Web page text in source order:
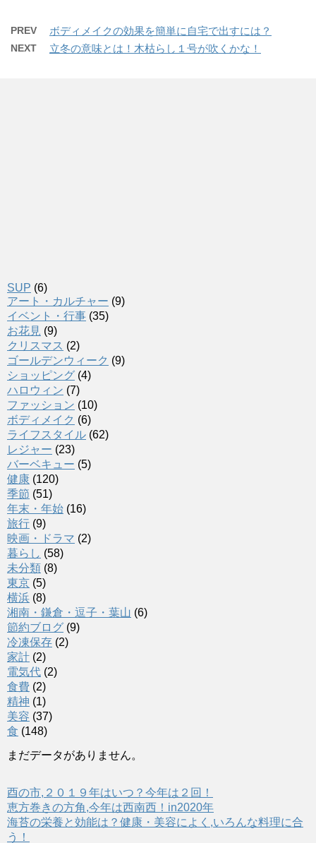
PREV ボディメイクの効果を簡単に自宅で出すには？
NEXT 立冬の意味とは！木枯らし１号が吹くかな！
SUP (6)
アート・カルチャー (9)
イベント・行事 (35)
お花見 (9)
クリスマス (2)
ゴールデンウィーク (9)
ショッピング (4)
ハロウィン (7)
ファッション (10)
ボディメイク (6)
ライフスタイル (62)
レジャー (23)
バーベキュー (5)
健康 (120)
季節 (51)
年末・年始 (16)
旅行 (9)
映画・ドラマ (2)
暮らし (58)
未分類 (8)
東京 (5)
横浜 (8)
湘南・鎌倉・逗子・葉山 (6)
節約ブログ (9)
冷凍保存 (2)
家計 (2)
電気代 (2)
食費 (2)
精神 (1)
美容 (37)
食 (148)
まだデータがありません。
酉の市,２０１９年はいつ？今年は２回！
恵方巻きの方角,今年は西南西！in2020年
海苔の栄養と効能は？健康・美容によく,いろんな料理に合
う！